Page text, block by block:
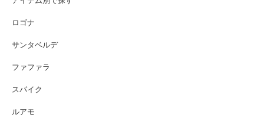
ロゴナ
サンタベルデ
ファファラ
スパイク
ルアモ